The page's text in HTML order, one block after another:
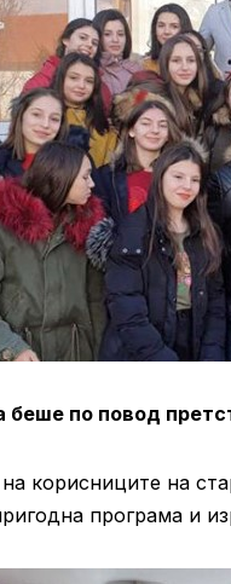
беше по повод
корисниците на
програма и